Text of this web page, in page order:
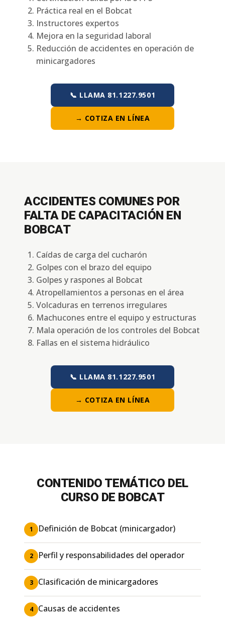
Práctica real en el Bobcat
Instructores expertos
Mejora en la seguridad laboral
Reducción de accidentes en operación de
minicargadores
📞 LLAMA 81.1227.9501
→ COTIZA EN LÍNEA
ACCIDENTES COMUNES POR
FALTA DE CAPACITACIÓN EN
BOBCAT
Caídas de carga del cucharón
Golpes con el brazo del equipo
Golpes y raspones al Bobcat
Atropellamientos a personas en el área
Volcaduras en terrenos irregulares
Machucones entre el equipo y estructuras
Mala operación de los controles del Bobcat
Fallas en el sistema hidráulico
📞 LLAMA 81.1227.9501
→ COTIZA EN LÍNEA
CONTENIDO TEMÁTICO DEL
CURSO DE BOBCAT
1 Definición de Bobcat (minicargador)
2 Perfil y responsabilidades del operador
3 Clasificación de minicargadores
4 Causas de accidentes